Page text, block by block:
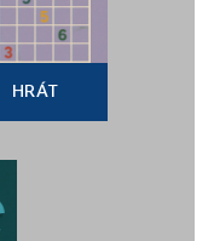
HRÁT